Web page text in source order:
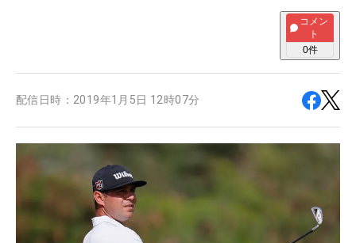
コメン
ト
0件
配信日時： 2019年1月5日 12時07分